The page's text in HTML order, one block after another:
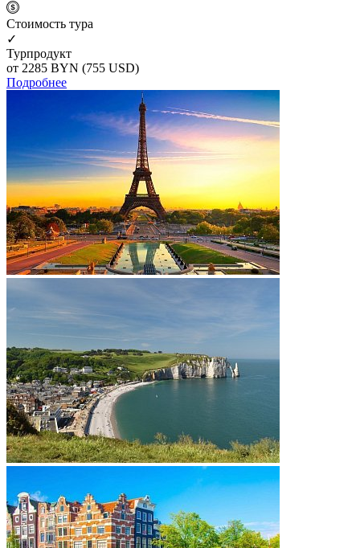
Cтоимость тура
✓
Турпродукт
от 2285 BYN (755 USD)
Подробнее